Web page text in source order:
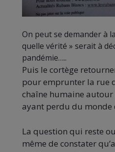
On peut se demander à
quelle vérité » serait à
pandémie…..
Puis le cortège
pour emprunter la rue
chaîne humaine autour
ayant perdu du monde
La question qui reste
même de constater